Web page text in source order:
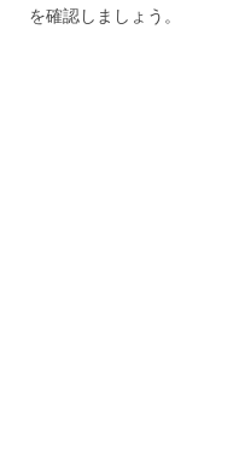
を確認しましょう。